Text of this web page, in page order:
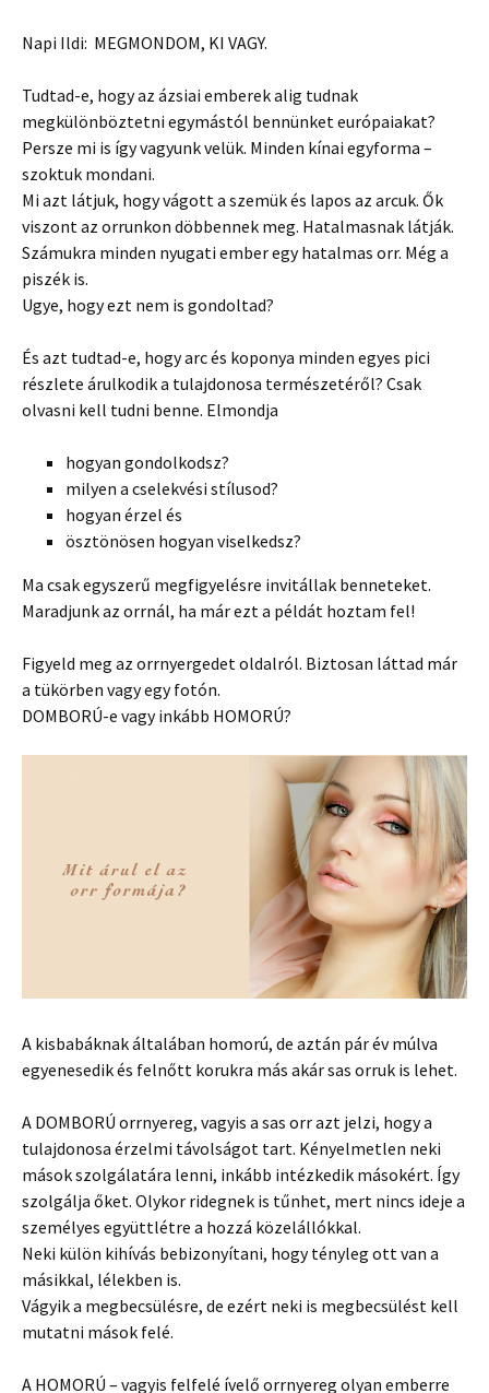
Napi Ildi: MEGMONDOM, KI VAGY.
Tudtad-e, hogy az ázsiai emberek alig tudnak
megkülönböztetni egymástól bennünket európaiakat?
Persze mi is így vagyunk velük. Minden kínai egyforma –
szoktuk mondani.
Mi azt látjuk, hogy vágott a szemük és lapos az arcuk. Ők
viszont az orrunkon döbbennek meg. Hatalmasnak látják.
Számukra minden nyugati ember egy hatalmas orr. Még a
piszék is.
Ugye, hogy ezt nem is gondoltad?
És azt tudtad-e, hogy arc és koponya minden egyes pici
részlete árulkodik a tulajdonosa természetéről? Csak
olvasni kell tudni benne. Elmondja
hogyan gondolkodsz?
milyen a cselekvési stílusod?
hogyan érzel és
ösztönösen hogyan viselkedsz?
Ma csak egyszerű megfigyelésre invitállak benneteket.
Maradjunk az orrnál, ha már ezt a példát hoztam fel!
Figyeld meg az orrnyergedet oldalról. Biztosan láttad már
a tükörben vagy egy fotón.
DOMBORÚ-e vagy inkább HOMORÚ?
A kisbabáknak általában homorú, de aztán pár év múlva
egyenesedik és felnőtt korukra más akár sas orruk is lehet.
A DOMBORÚ orrnyereg, vagyis a sas orr azt jelzi, hogy a
tulajdonosa érzelmi távolságot tart. Kényelmetlen neki
mások szolgálatára lenni, inkább intézkedik másokért. Így
szolgálja őket. Olykor ridegnek is tűnhet, mert nincs ideje a
személyes együttlétre a hozzá közelállókkal.
Neki külön kihívás bebizonyítani, hogy tényleg ott van a
másikkal, lélekben is.
Vágyik a megbecsülésre, de ezért neki is megbecsülést kell
mutatni mások felé.
A HOMORÚ – vagyis felfelé ívelő orrnyereg olyan emberre